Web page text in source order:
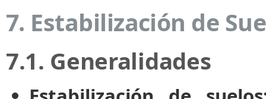
7. Estabilización de
7.1. Generalidades